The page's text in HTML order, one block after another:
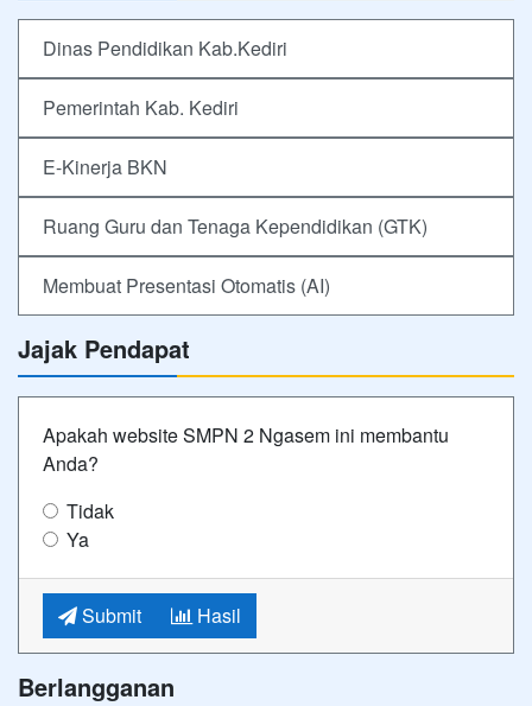
Dinas Pendidikan Kab.Kediri
Pemerintah Kab. Kediri
E-Kinerja BKN
Ruang Guru dan Tenaga Kependidikan (GTK)
Membuat Presentasi Otomatis (AI)
Jajak Pendapat
Apakah website SMPN 2 Ngasem ini membantu
Anda?
Tidak
Ya
Submit Hasil
Berlangganan